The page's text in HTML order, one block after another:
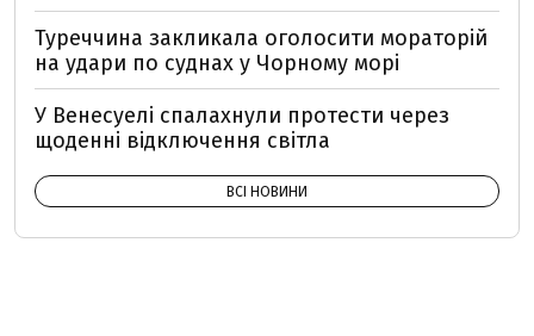
Туреччина закликала оголосити мораторій
на удари по суднах у Чорному морі
У Венесуелі спалахнули протести через
щоденні відключення світла
ВСІ НОВИНИ